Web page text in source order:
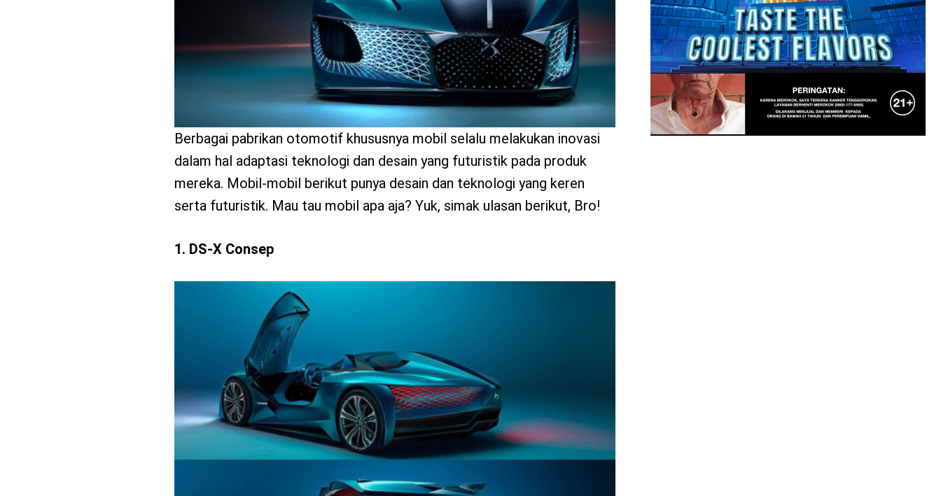
Berbagai pabrikan otomotif khususnya mobil selalu melakukan inovasi
dalam hal adaptasi teknologi dan desain yang futuristik pada produk
mereka. Mobil-mobil berikut punya desain dan teknologi yang keren
serta futuristik. Mau tau mobil apa aja? Yuk, simak ulasan berikut, Bro!
1. DS-X Consep